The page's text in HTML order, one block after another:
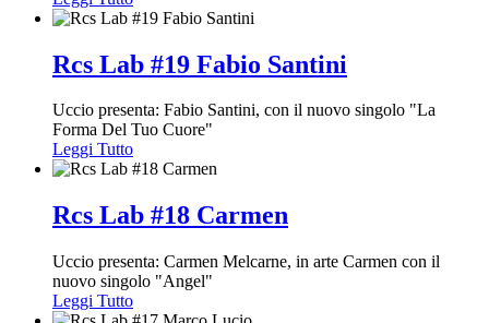
Rcs Lab #19 Fabio Santini
Uccio presenta: Fabio Santini, con il nuovo singolo "La
Forma Del Tuo Cuore"
Leggi Tutto
Rcs Lab #18 Carmen
Uccio presenta: Carmen Melcarne, in arte Carmen con il
nuovo singolo "Angel"
Leggi Tutto